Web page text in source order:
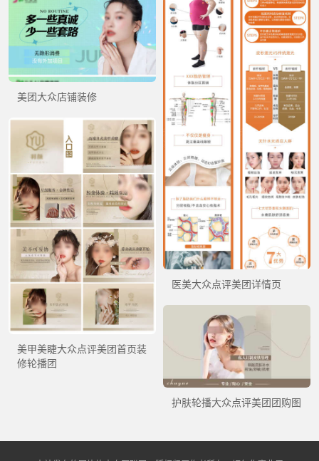
美团大众店铺装修
医美大众点评美团详情页
美甲美睫大众点评美团首页装
修轮播团
护肤轮播大众点评美团团购图